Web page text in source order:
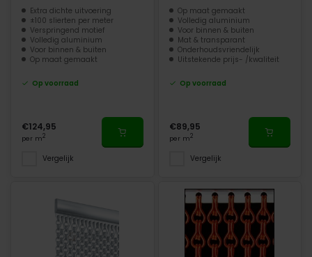
Extra dichte uitvoering
±100 slierten per meter
Verspringend motief
Volledig aluminium
Voor binnen & buiten
Op maat gemaakt
Op voorraad
€124,95
per m2
Vergelijk
Op maat gemaakt
Volledig aluminium
Voor binnen & buiten
Mat & transparant
Onderhoudsvriendelijk
Uitstekende prijs- /kwaliteit
Op voorraad
€89,95
per m2
Vergelijk